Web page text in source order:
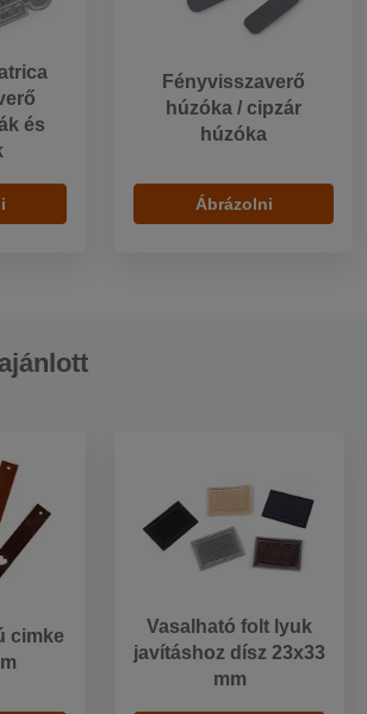
és
Fényvisszaverő
húzóka / cipzár
húzóka
Ábrázolni
cimke
Vasalható folt lyuk
javításhoz dísz 23x33
mm